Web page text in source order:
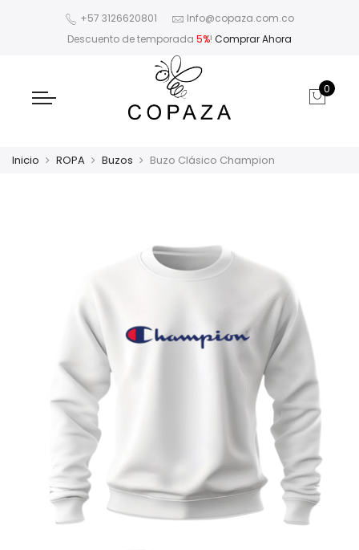
+57 3126620801
Info@copaza.com.co
Descuento de temporada 5%! Comprar Ahora
0
Inicio ROPA Buzos Buzo Clásico Champion